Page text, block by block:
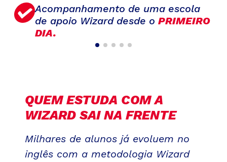
Acompanhamento de uma escola
de apoio Wizard desde o PRIMEIRO
DIA.
QUEM ESTUDA COM A
WIZARD SAI NA FRENTE
Milhares de alunos já evoluem no
inglês com a metodologia Wizard